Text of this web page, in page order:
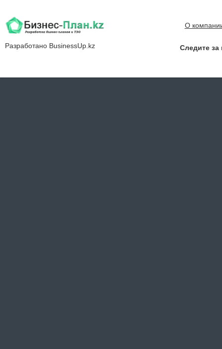
Разработано BusinessUp.kz
О
Следите за